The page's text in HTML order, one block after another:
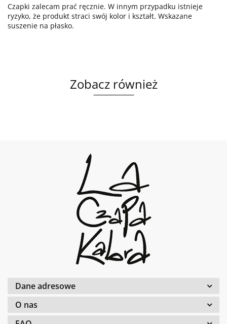
Czapki zalecam prać ręcznie. W innym przypadku istnieje
ryzyko, że produkt straci swój kolor i kształt. Wskazane
suszenie na płasko.
Zobacz również
Dane adresowe
O nas